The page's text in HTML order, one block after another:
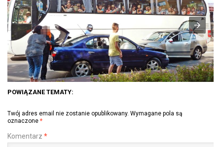
POWIĄZANE TEMATY:
Twój adres email nie zostanie opublikowany. Wymagane pola są
oznaczone *
Komentarz *